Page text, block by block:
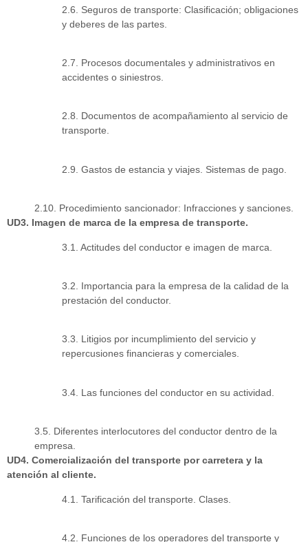
2.6. Seguros de transporte: Clasificación; obligaciones
y deberes de las partes.
2.7. Procesos documentales y administrativos en
accidentes o siniestros.
2.8. Documentos de acompañamiento al servicio de
transporte.
2.9. Gastos de estancia y viajes. Sistemas de pago.
2.10. Procedimiento sancionador: Infracciones y sanciones.
UD3. Imagen de marca de la empresa de transporte.
3.1. Actitudes del conductor e imagen de marca.
3.2. Importancia para la empresa de la calidad de la
prestación del conductor.
3.3. Litigios por incumplimiento del servicio y
repercusiones financieras y comerciales.
3.4. Las funciones del conductor en su actividad.
3.5. Diferentes interlocutores del conductor dentro de la
empresa.
UD4. Comercialización del transporte por carretera y la
atención al cliente.
4.1. Tarificación del transporte. Clases.
4.2. Funciones de los operadores del transporte y